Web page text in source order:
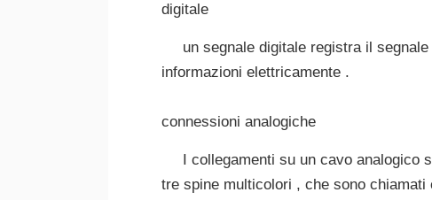
digitale
un segnale digitale registra il
informazioni elettricamente .
connessioni analogiche
I collegamenti su un cavo analogico
tre spine multicolori , che sono chiamati